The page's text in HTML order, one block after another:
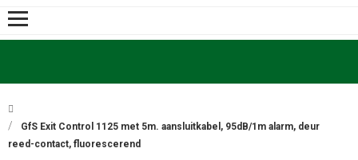
GfS Exit Control 1125 met 5m. aansluitkabel, 95dB/1m alarm, deur
reed-contact, fluorescerend